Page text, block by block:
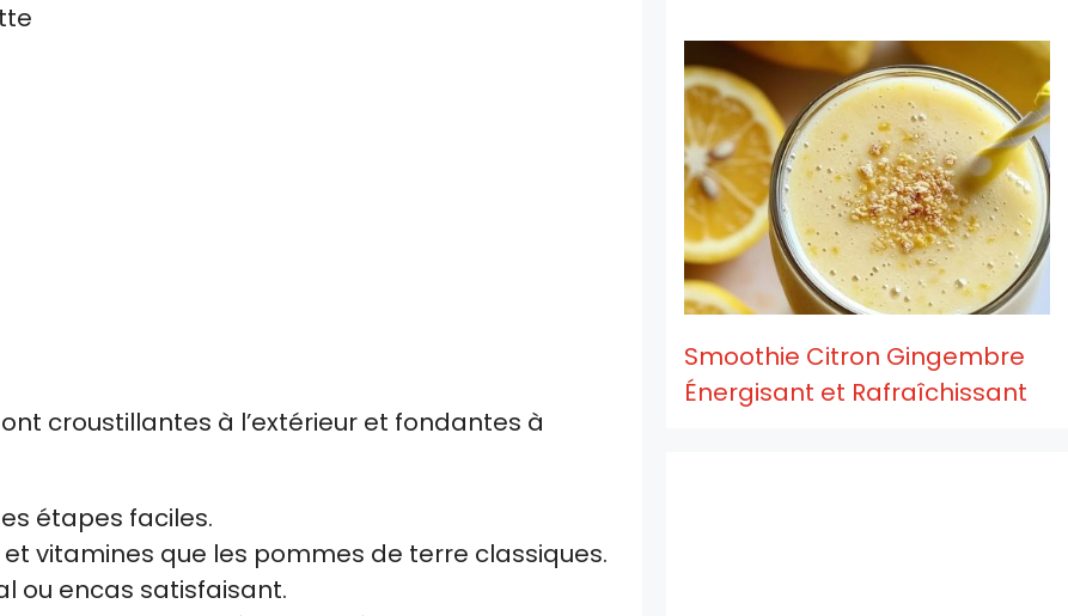
croustillantes à l’extérieur et fondantes à
étapes faciles.
vitamines que les pommes de terre classiques.
ou encas satisfaisant.
Smoothie Citron Gingembre
Énergisant et Rafraîchissant